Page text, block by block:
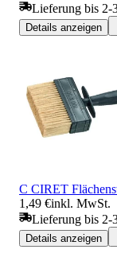
Lieferung bis 2-
Details anzeigen
C CIRET
1,49 €inkl. MwSt.
Lieferung bis 2-
Details anzeigen